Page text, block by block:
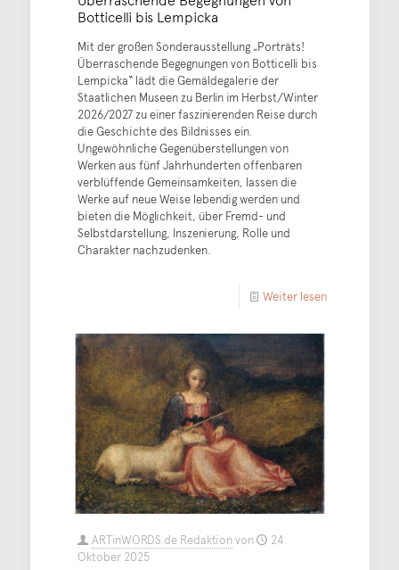
Botticelli bis Lempicka
Mit der großen Sonderausstellung „Porträts!
Überraschende Begegnungen von Botticelli bis
Lempicka“ lädt die Gemäldegalerie der
Staatlichen Museen zu Berlin im Herbst/Winter
2026/2027 zu einer faszinierenden Reise durch
die Geschichte des Bildnisses ein.
Ungewöhnliche Gegenüberstellungen von
Werken aus fünf Jahrhunderten offenbaren
verblüffende Gemeinsamkeiten, lassen die
Werke auf neue Weise lebendig werden und
bieten die Möglichkeit, über Fremd- und
Selbstdarstellung, Inszenierung, Rolle und
Charakter nachzudenken.
Weiter lesen
ARTinWORDS.de Redaktionvon
24.
Oktober 2025